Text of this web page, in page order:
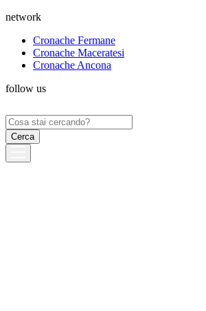
network
Cronache Fermane
Cronache Maceratesi
Cronache Ancona
follow us
Ricerca
per: